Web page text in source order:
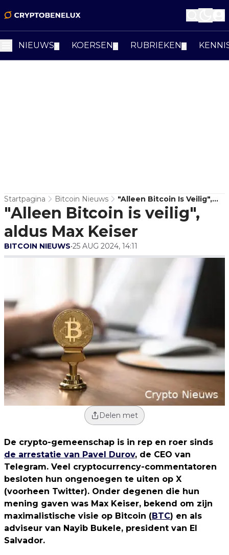
NIEUWS KOERSEN RUBRIEKEN
Startpagina Bitcoin Nieuws
"Alleen Bitcoin Is Veilig",
Aldus Max Keiser
"Alleen Bitcoin is veilig",
aldus Max Keiser
BITCOIN NIEUWS•25 AUG 2024, 14:11
Delen met
De crypto-gemeenschap is in rep en roer sinds
de arrestatie van Pavel Durov, de CEO van
Telegram. Veel cryptocurrency-commentatoren
besloten hun ongenoegen te uiten op X
(voorheen Twitter). Onder degenen die hun
mening gaven was Max Keiser, bekend om zijn
maximalistische visie op Bitcoin (BTC) en als
adviseur van Nayib Bukele, president van El
Salvador.